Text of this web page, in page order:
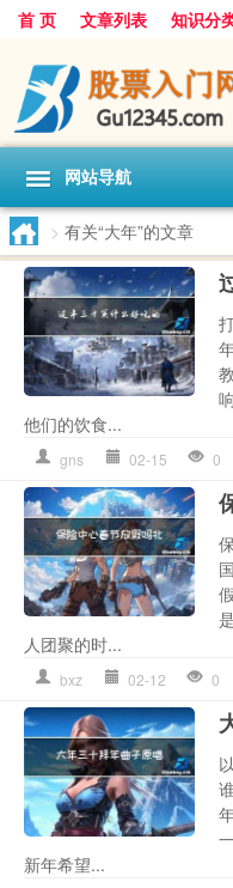
首 页 文章列表 知识分
网站导航
> 有关“大年”的文章
他们的饮食...
gns 02-15 0
人团聚的时...
bxz 02-12 0
新年希望...